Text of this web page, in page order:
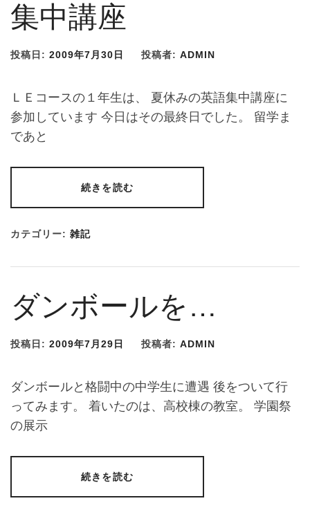
集中講座
投稿日: 2009年7月30日 投稿者: ADMIN
ＬＥコースの１年生は、 夏休みの英語集中講座に
参加しています 今日はその最終日でした。 留学ま
であと
続きを読む
カテゴリー: 雑記
ダンボールを…
投稿日: 2009年7月29日 投稿者: ADMIN
ダンボールと格闘中の中学生に遭遇 後をついて行
ってみます。 着いたのは、高校棟の教室。 学園祭
の展示
続きを読む